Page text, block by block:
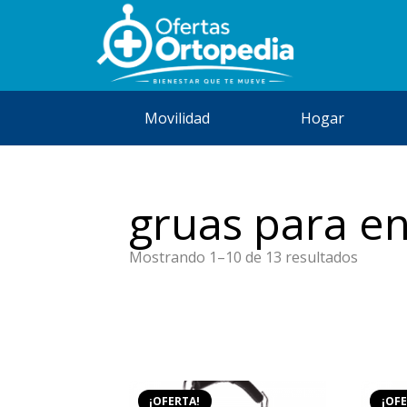
Movilidad Hogar
gruas para
Mostrando 1–10 de 13 resultados
¡OFERTA!